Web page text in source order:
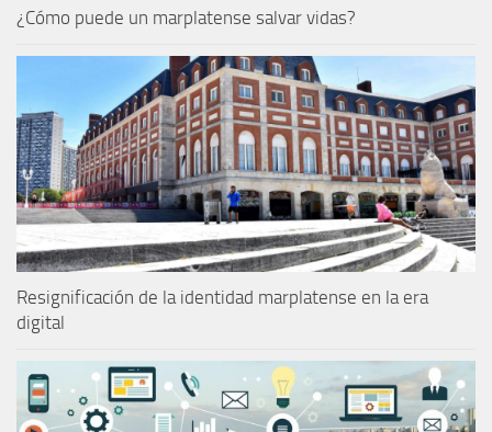
¿Cómo puede un marplatense salvar vidas?
Resignificación de la identidad marplatense en la era
digital